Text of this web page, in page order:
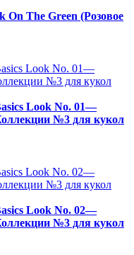
The Green (Розовое
Look No. 01—
№3 для кукол
Look No. 02—
№3 для кукол